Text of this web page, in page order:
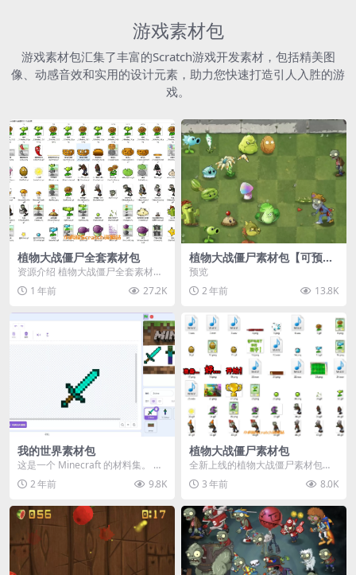
游戏素材包
游戏素材包汇集了丰富的Scratch游戏开发素材，包括精美图
像、动感音效和实用的设计元素，助力您快速打造引人入胜的游
戏。
植物大战僵尸全套素材包
资源介绍 植物大战僵尸全套素材
包，包含227个丰富多样的素材，
涵盖角色、背景、动...
1 年前 27.2K
植物大战僵尸素材包【可预
览】
预览
2 年前
13.8K
我的世界素材包
这是一个 Minecraft 的材料集。 操
作方法如下： 工具 → 右箭头 怪物...
2 年前 9.8K
植物大战僵尸素材包
全新上线的植物大战僵尸素材包，
内含48个精选资源，涵盖角色、场
景、音效等多样内容...
3 年前 8.0K